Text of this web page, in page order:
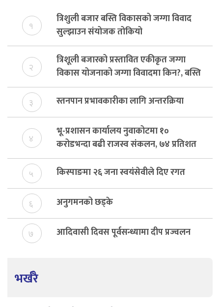
१
त्रिशुली बजार बस्ति विकासको जग्गा विवाद
सुल्झाउन संयोजक तोकियो
२
त्रिशूली बजारको प्रस्तावित एकीकृत जग्गा
विकास योजनाको जग्गा विवादमा किन?, बस्ति
विकास दर्ता नभए समिति विघटन हुने
३ स्तनपान प्रभावकारीका लागि अन्तरक्रिया
४
भू-प्रशासन कार्यालय नुवाकोटमा १०
करोडभन्दा बढी राजस्व संकलन, ७४ प्रतिशत
बेरुजु फर्छयौट
५ किस्पाङमा २६ जना स्वयंसेवीले दिए रगत
६ अनुगमनको छड्के
७ आदिवासी दिवस पूर्वसन्ध्यामा दीप प्रज्वलन
भर्खरै